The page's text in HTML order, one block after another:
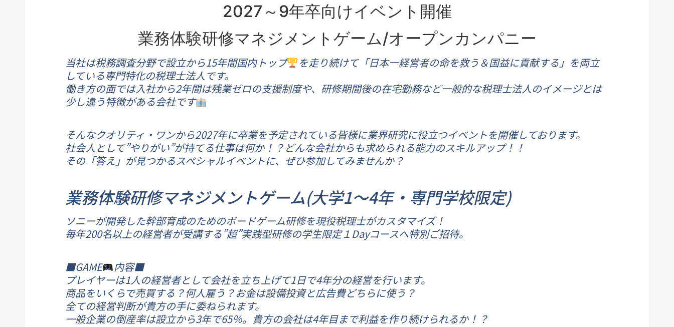
2027～9年卒向けイベント開催
業務体験研修マネジメントゲーム/オープンカンパニー
当社は税務調査分野で設立から15年間国内トップ
を走り続けて「日本一経営者の命を救う＆国益に貢献する」を両立
している専門特化の税理士法人です。
働き方の面では入社から2年間は残業ゼロの支援制度や、研修期間後の在宅勤務など一般的な税理士法人のイメージとは
少し違う特徴がある会社です
そんなクオリティ・ワンから2027年に卒業を予定されている皆様に業界研究に役立つイベントを開催しております。
社会人として”やりがい”が持てる仕事は何か！？どんな会社からも求められる能力のスキルアップ！！
その「答え」が見つかるスペシャルイベントに、ぜひ参加してみませんか？
業務体験研修マネジメントゲーム(大学1～4年・専門学校限定)
ソニーが開発した幹部育成のためのボードゲーム研修を現役税理士がカスタマイズ！
毎年200名以上の経営者が受講する”超”実践型研修の学生限定１Dayコースへ特別ご招待。
■GAME
内容■
プレイヤーは1人の経営者として会社を立ち上げて1日で4年分の経営を行います。
商品をいくらで売買する？何人雇う？お金は設備投資と広告費どちらに使う？
全ての経営判断が貴方の手に委ねられます。
一般企業の倒産率は設立から3年で65％。貴方の会社は4年目まで利益を作り続けられるか！？